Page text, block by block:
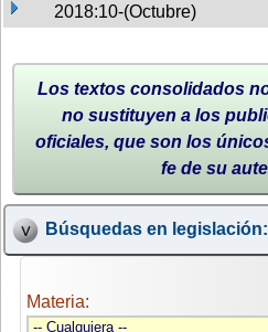
2018:10-(Octubre)
Los textos consolidados
no sustituyen a los
oficiales, que son los
fe de su
Búsquedas en legislación:
Materia: